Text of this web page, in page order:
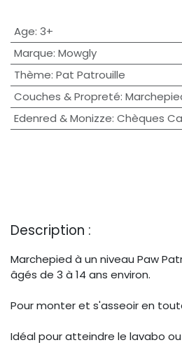
Age: 3+
Marque: Mowgly
Thème: Pat Patrouille
Couches & Propreté:
Edenred & Monizze: Chèques
Description :
Marchepied à un niveau Paw
âgés de 3 à 14 ans environ.
Pour monter et s'asseoir en
Idéal pour atteindre le lavabo